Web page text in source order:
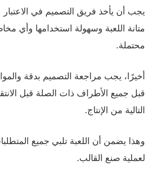
يجب أن يأخذ فريق التصميم في
متانة اللعبة وسهولة استخدامها وأي
محتملة.
أخيرًا، يجب مراجعة التصميم بدقة
قبل جميع الأطراف ذات الصلة قبل
التالية من الإنتاج.
وهذا يضمن أن اللعبة تلبي جميع
لعملية صنع القالب.